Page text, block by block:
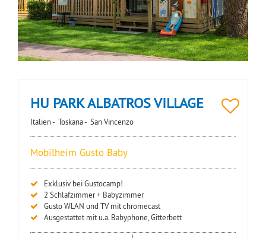
HU PARK ALBATROS VILLAGE
Italien - Toskana - San Vincenzo
Mobilheim Gusto Baby
Exklusiv bei Gustocamp!
2 Schlafzimmer + Babyzimmer
Gusto WLAN und TV mit chromecast
Ausgestattet mit u.a. Babyphone, Gitterbett